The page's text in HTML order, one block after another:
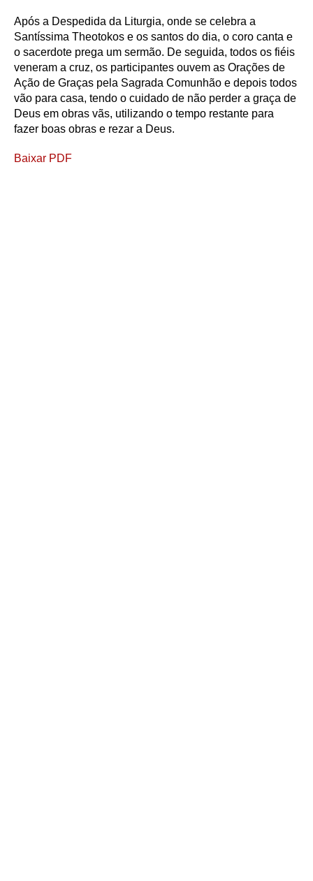
Após a Despedida da Liturgia, onde se celebra a
Santíssima Theotokos e os santos do dia, o coro canta e
o sacerdote prega um sermão. De seguida, todos os fiéis
veneram a cruz, os participantes ouvem as Orações de
Ação de Graças pela Sagrada Comunhão e depois todos
vão para casa, tendo o cuidado de não perder a graça de
Deus em obras vãs, utilizando o tempo restante para
fazer boas obras e rezar a Deus.
Baixar PDF